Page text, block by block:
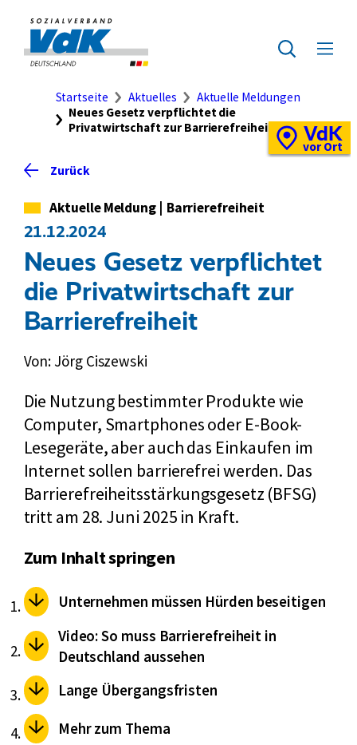
Seiteninhalt
springen
Zur
Startseite
des
Zur
Suche
Menü
Schnellzugriff
Ort-
Standortkarte
VdK
vor Ort
Brotkrumennavigation
Startseite Aktuelles
Aktuelle Meldungen
Neues Gesetz verpflichtet die
Privatwirtschaft zur Barrierefreiheit
Zurück
Kategorie
Aktuelle Meldung Barrierefreiheit
21.12.2024
Neues Gesetz verpflichtet
die Privatwirtschaft zur
Barrierefreiheit
Von: Jörg Ciszewski
Die Nutzung bestimmter Produkte wie
Computer, Smartphones oder E-Book-
Lesegeräte, aber auch das Einkaufen im
Internet sollen barrierefrei werden. Das
Barrierefreiheitsstärkungsgesetz (BFSG)
tritt am 28. Juni 2025 in Kraft.
Zum Inhalt springen
Unternehmen müssen Hürden beseitigen
Video: So muss Barrierefreiheit in
Deutschland aussehen
Lange Übergangsfristen
Mehr zum Thema